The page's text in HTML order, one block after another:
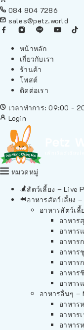
084 804 7286
sales@petz.world
หน้าหลัก
เกี่ยวกับเรา
ร้านค้า
โพสต์
ติดต่อเรา
เวลาทำการ: 09:00 -
Login
หมวดหมู่
สัตว์เลี้ยง – Live
อาหารสัตว์เลี้ยง –
อาหารสัตว์เลี้
อาหาร
อาหาร
อาหาร
อาหาร
อาหาร
อาหาร
อาหาร
อาหารอื่นๆ –
อาหาร
อาหาร
อาหาร